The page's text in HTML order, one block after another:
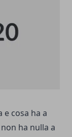
e cosa ha a
ha nulla a